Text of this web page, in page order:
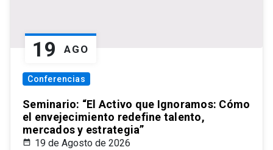
19 AGO
Conferencias
Seminario: “El Activo que Ignoramos: Cómo
el envejecimiento redefine talento,
mercados y estrategia”
19 de Agosto de 2026